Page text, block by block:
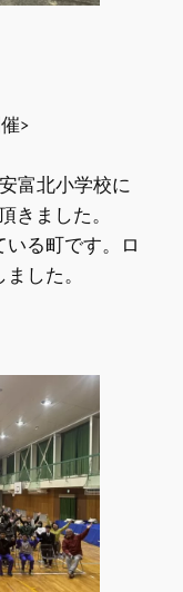
>
富北小学校に
きました。
る町です。ロ
した。